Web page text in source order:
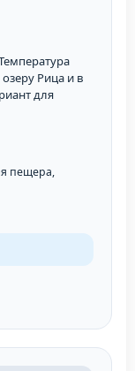
Рица и в
для
пещера,